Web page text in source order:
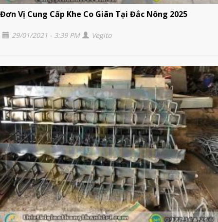
Đơn Vị Cung Cấp Khe Co Giãn Tại Đắc Nông 2025
29/01/2021 - 3:39 PM Vegito